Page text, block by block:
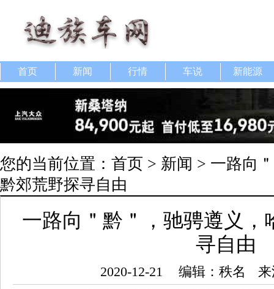
首页 新闻 行情 车说 新能源
您的当前位置： 首页 > 新闻 > 一路向
黔郊荒野探寻自由
一路向＂黔＂，驰骋遵义，
寻自由
2020-12-21 编辑：秩名